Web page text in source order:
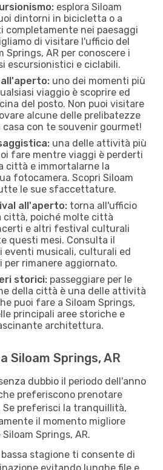
esplora Siloam
dintorni in bicicletta o a
completamente nei paesaggi
di visitare l'ufficio del
Springs, AR per conoscere i
escursionistici e ciclabili.
uno dei momenti più
viaggio è scoprire ed
del posto. Non puoi visitare
alcune delle prelibatezze
casa con te souvenir gourmet!
una delle attività più
fare mentre viaggi è perderti
città e immortalarne la
fotocamera. Scopri Siloam
le sue sfaccettature.
all'aperto: torna all'ufficio
città, poiché molte città
e altri festival culturali
questi mesi. Consulta il
eventi musicali, culturali ed
per rimanere aggiornato.
storici: passeggiare per le
della città è una delle attività
puoi fare a Siloam Springs,
principali aree storiche e
architettura.
Siloam Springs, AR
dubbio il periodo dell'anno
preferiscono prenotare
Se preferisci la tranquillità,
il momento migliore
Springs, AR.
stagione ti consente di